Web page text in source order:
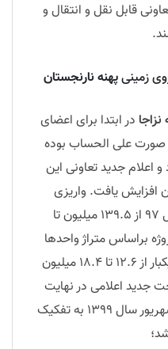
قابل نقل و انتقال و
زمینیپهنه نارنجستان
در ابتدا برای اعضای
تومان به صورت علی الحساب بوده
طبق برآورد و اعلام جدید تعاونی این
2.585.000 تومان افزایش یافت. واریزی
اعضا بسته به متراژ تا انتهای سال 97 از 139.5 میلیون تا
براساس متراژ واحدها
به صورت دوره های هر سه ماه یکبار از 12.6 تا 18.4 میلیون
جدید اعلامی در نهایت
واریزی کامل اعضا تا تاریخ اول شهریور سال 1399 به تفکیک